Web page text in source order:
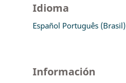
Idioma
Español Português (Brasil)
Información